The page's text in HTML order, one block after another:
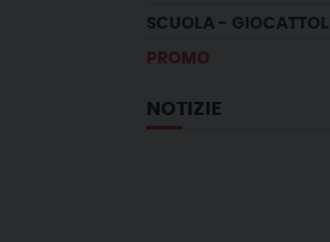
SCUOLA - GIOCATTOLI
PROMO
NOTIZIE